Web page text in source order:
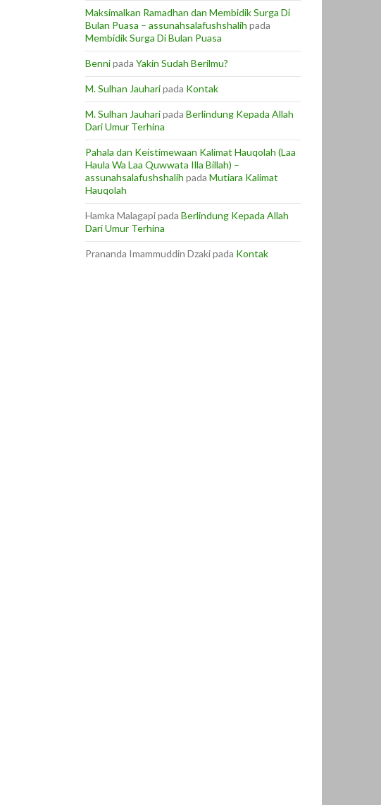
Maksimalkan Ramadhan dan Membidik Surga Di
Bulan Puasa – assunahsalafushshalih pada
Membidik Surga Di Bulan Puasa
Bennipada Yakin Sudah Berilmu?
M. Sulhan Jauharipada Kontak
M. Sulhan Jauharipada Berlindung Kepada Allah
Dari Umur Terhina
Pahala dan Keistimewaan Kalimat Hauqolah (Laa
Haula Wa Laa Quwwata Illa Billah) –
assunahsalafushshalih pada Mutiara Kalimat
Hauqolah
Hamka Malagapipada Berlindung Kepada Allah
Dari Umur Terhina
Prananda Imammuddin Dzakipada Kontak